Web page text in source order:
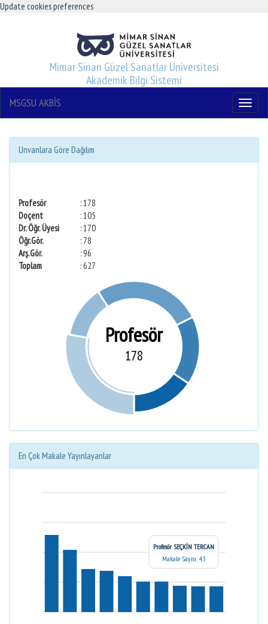
Update cookies preferences
Mimar Sinan Güzel Sanatlar Üniversitesi
Akademik Bilgi Sistemi
Menu
MSGSU AKBİS
Unvanlara Göre Dağılım
Profesör
: 178
Doçent
: 105
Dr. Öğr. Üyesi
: 170
Öğr.Gör.
: 78
Arş.Gör.
: 96
Toplam
: 627
Profesör
178
En Çok Makale Yayınlayanlar
Profesör SEÇKİN TERCAN
Makale Sayısı: 43